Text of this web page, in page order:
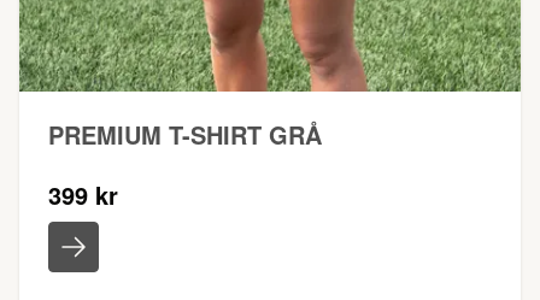
PREMIUM T-SHIRT GRÅ
399 kr